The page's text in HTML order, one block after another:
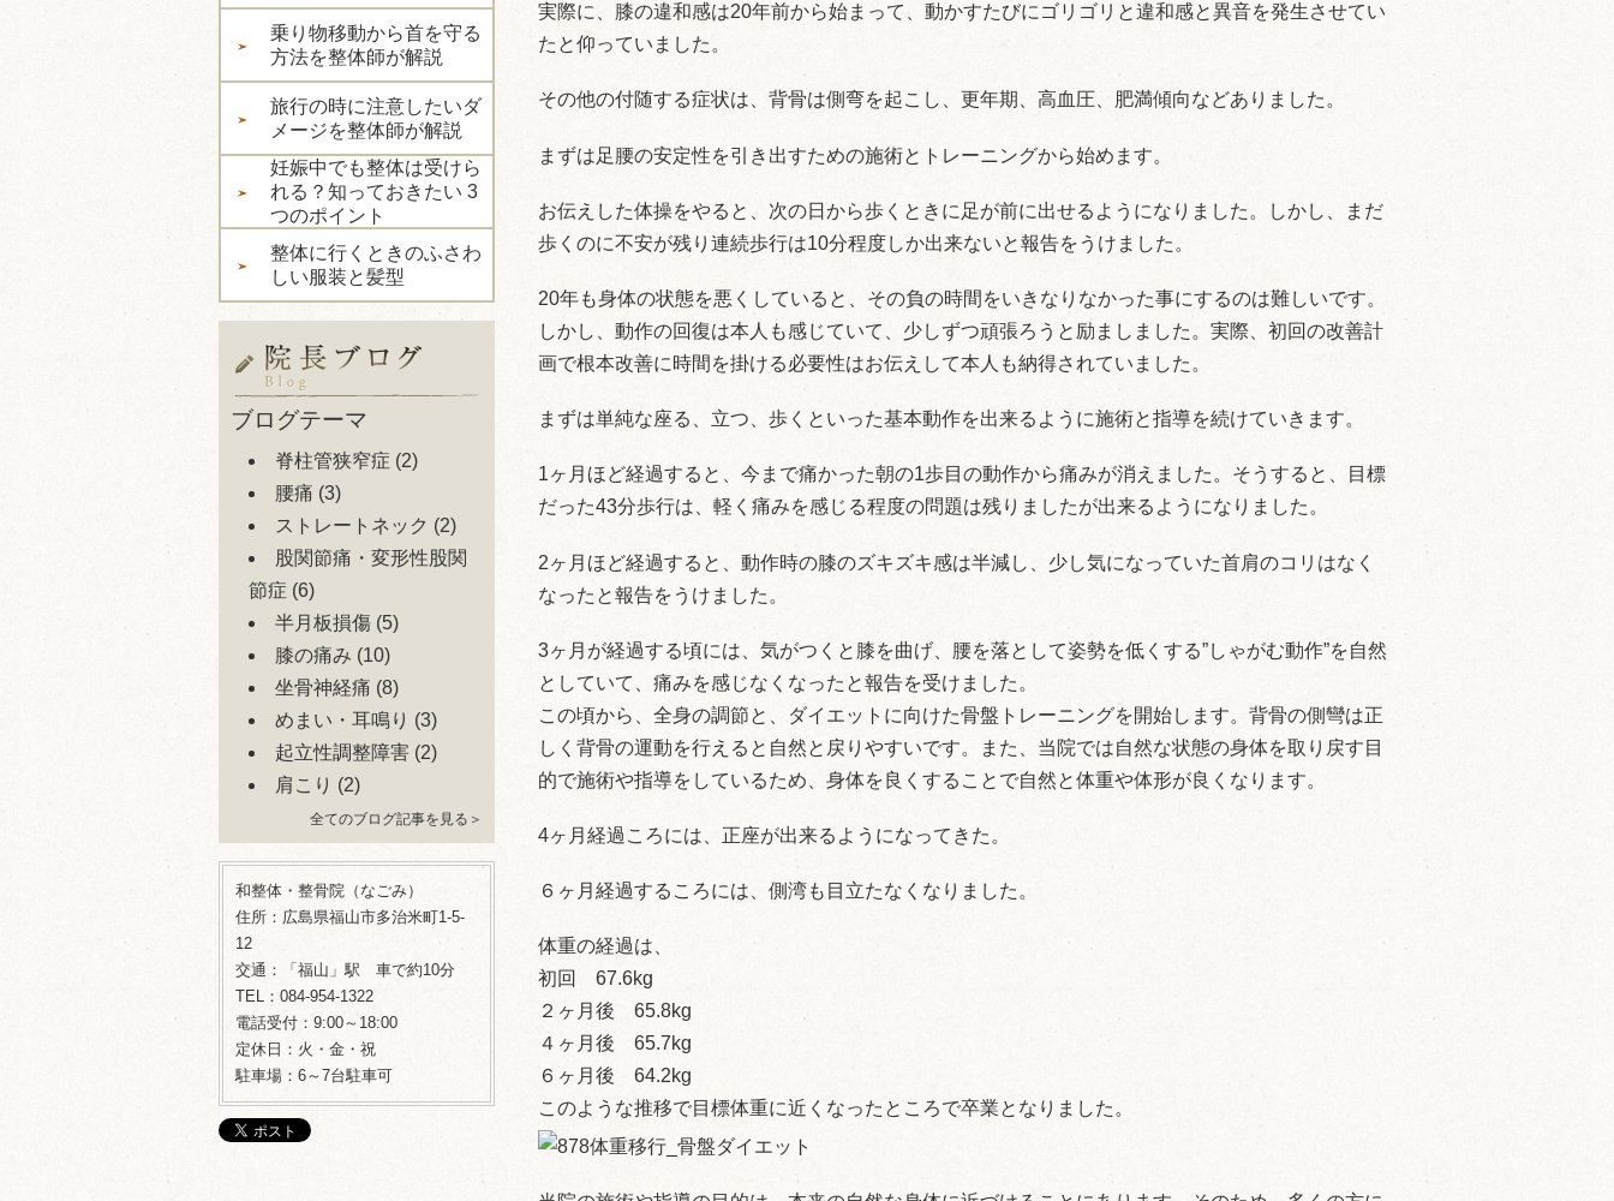
乗り物移動から首を守る
方法を整体師が解説
旅行の時に注意したいダ
メージを整体師が解説
妊娠中でも整体は受けら
れる？知っておきたい 3
つのポイント
整体に行くときのふさわ
しい服装と髪型
ブログテーマ
脊柱管狭窄症 (2)
腰痛 (3)
ストレートネック (2)
股関節痛・変形性股関
節症 (6)
半月板損傷 (5)
膝の痛み (10)
坐骨神経痛 (8)
めまい・耳鳴り (3)
起立性調整障害 (2)
肩こり (2)
全てのブログ記事を見る＞
和整体・整骨院（なごみ）
住所：広島県福山市多治米町1-5-
12
交通：「福山」駅 車で約10分
TEL：084-954-1322
電話受付：9:00～18:00
定休日：火・金・祝
駐車場：6～7台駐車可
実際に、膝の違和感は20年前から始まって、動かすたびにゴリゴリと違和感と異音を発生させてい
たと仰っていました。
その他の付随する症状は、背骨は側弯を起こし、更年期、高血圧、肥満傾向などありました。
まずは足腰の安定性を引き出すための施術とトレーニングから始めます。
お伝えした体操をやると、次の日から歩くときに足が前に出せるようになりました。しかし、まだ
歩くのに不安が残り連続歩行は10分程度しか出来ないと報告をうけました。
20年も身体の状態を悪くしていると、その負の時間をいきなりなかった事にするのは難しいです。
しかし、動作の回復は本人も感じていて、少しずつ頑張ろうと励ましました。実際、初回の改善計
画で根本改善に時間を掛ける必要性はお伝えして本人も納得されていました。
まずは単純な座る、立つ、歩くといった基本動作を出来るように施術と指導を続けていきます。
1ヶ月ほど経過すると、今まで痛かった朝の1歩目の動作から痛みが消えました。そうすると、目標
だった43分歩行は、軽く痛みを感じる程度の問題は残りましたが出来るようになりました。
2ヶ月ほど経過すると、動作時の膝のズキズキ感は半減し、少し気になっていた首肩のコリはなく
なったと報告をうけました。
3ヶ月が経過する頃には、気がつくと膝を曲げ、腰を落として姿勢を低くする”しゃがむ動作”を自然
としていて、痛みを感じなくなったと報告を受けました。
この頃から、全身の調節と、ダイエットに向けた骨盤トレーニングを開始します。背骨の側彎は正
しく背骨の運動を行えると自然と戻りやすいです。また、当院では自然な状態の身体を取り戻す目
的で施術や指導をしているため、身体を良くすることで自然と体重や体形が良くなります。
4ヶ月経過ころには、正座が出来るようになってきた。
６ヶ月経過するころには、側湾も目立たなくなりました。
体重の経過は、
初回 67.6kg
２ヶ月後 65.8kg
４ヶ月後 65.7kg
６ヶ月後 64.2kg
このような推移で目標体重に近くなったところで卒業となりました。